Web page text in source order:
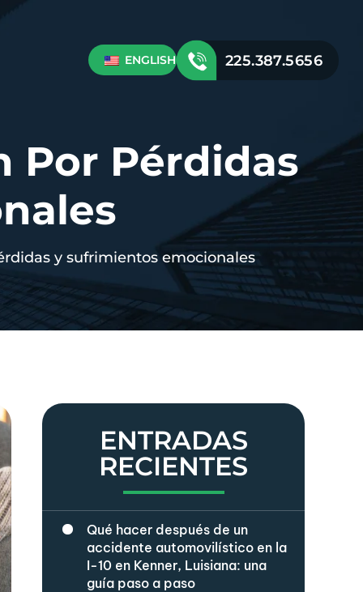
ENGLISH 225.387.5656
Por Pérdidas
y sufrimientos emocionales
ENTRADAS
RECIENTES
Qué hacer después de un
accidente automovilístico en la
I-10 en Kenner, Luisiana: una
guía paso a paso